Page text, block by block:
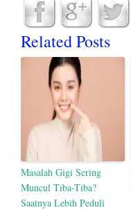
Related Posts
Masalah Gigi Sering
Muncul Tiba-Tiba?
Saatnya Lebih Peduli